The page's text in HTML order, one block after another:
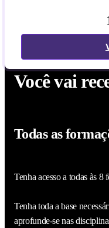
Você vai
Todas as
Tenha acesso a todas às 8
Tenha toda a base
aprofunde-se nas